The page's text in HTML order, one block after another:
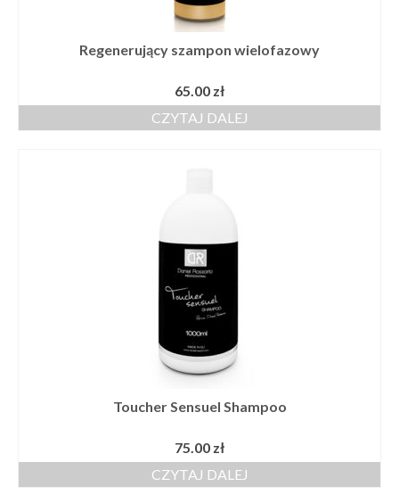
Regenerujący szampon wielofazowy
65.00 zł
CZYTAJ DALEJ
Toucher Sensuel Shampoo
75.00 zł
CZYTAJ DALEJ